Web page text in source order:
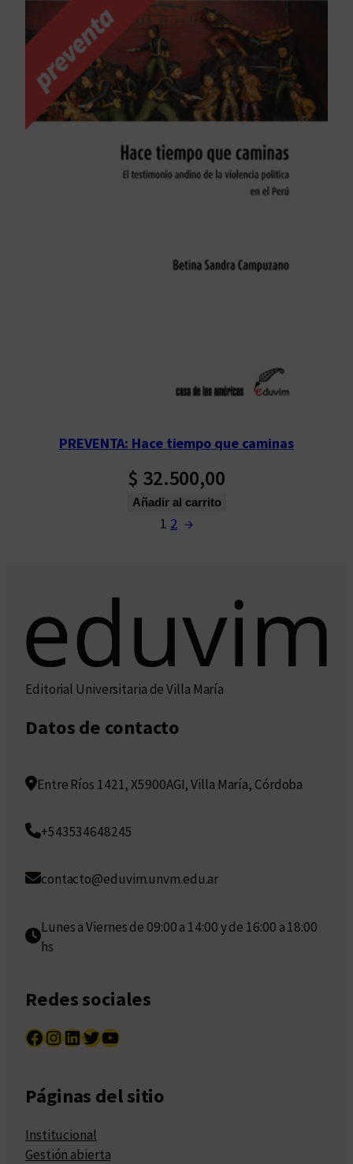
PREVENTA: Hace tiempo que caminas
$ 32.500,00
Añadir al carrito
1 2 →
Editorial Universitaria de Villa María
Datos de contacto
Entre Ríos 1421, X5900AGI, Villa María, Córdoba
+543534648245
contacto@eduvim.unvm.edu.ar
Lunes a Viernes de 09:00 a 14:00 y de 16:00 a 18:00
hs
Redes sociales
Facebook InstagramLinkedIn Twitter YouTube
Páginas del sitio
Institucional
Gestión abierta